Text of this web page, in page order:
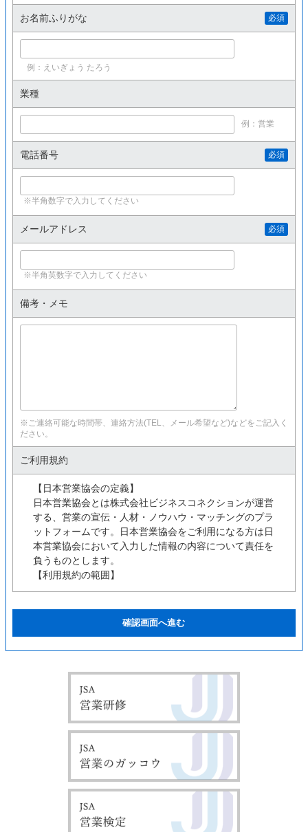
お名前ふりがな 必須
例：えいぎょう たろう
業種
例：営業
電話番号 必須
※半角数字で入力してください
メールアドレス 必須
※半角英数字で入力してください
備考・メモ
※ご連絡可能な時間帯、連絡方法(TEL、メール希望など)などをご記入く
ださい。
ご利用規約
【日本営業協会の定義】
日本営業協会とは株式会社ビジネスコネクションが運営
する、営業の宣伝・人材・ノウハウ・マッチングのプラ
ットフォームです。日本営業協会をご利用になる方は日
本営業協会において入力した情報の内容について責任を
負うものとします。
【利用規約の範囲】
ユーザーの皆様は日本営業協会の利用に関して適用され
当社は、当サイトの全てまたは一部のサービスをいつで
も、変更または停止することができるものとします。サ
ービス変更・停止の際、当社はできうる限りの方法で、
利用者に対してその旨を事前に告知するものとします。
但し、天災などやむを得ぬ場合は事前に告知することな
く、サービスを変更・停止できるものとします。 サー
ビスの変更または停止に伴い、利用者に不利益や損害が
発生した場合、当社は一切の責任を負わないものとしま
【責任の制約】
いかなる状況においても当社は、第三者を介したものも